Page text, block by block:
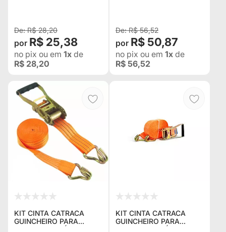
R$ 28,20
R$ 25,38
no pix ou em 1x de
R$ 28,20
R$ 56,52
R$ 50,87
no pix ou em 1x de
R$ 56,52
KIT CINTA CATRACA
GUINCHEIRO PARA
PRENDER O VEÍCULO NA
KIT CINTA CATRACA
GUINCHEIRO PARA
PRENDER O VEÍCULO NA